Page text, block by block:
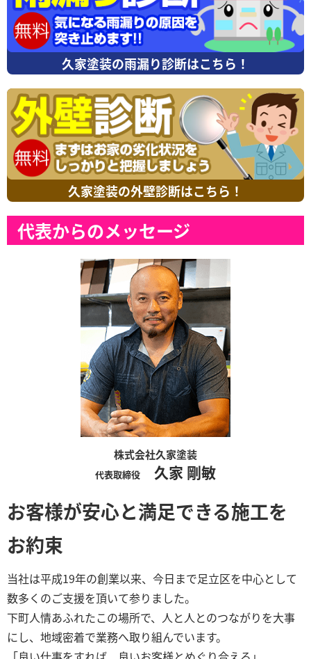
久家塗装の雨漏り診断はこちら！
久家塗装の外壁診断はこちら！
代表からのメッセージ
株式会社久家塗装
代表取締役 久家 剛敏
お客様が安心と満足できる施工を
お約束
当社は平成19年の創業以来、今日まで足立区を中心として
数多くのご支援を頂いて参りました。
下町人情あふれたこの場所で、人と人とのつながりを大事
にし、地域密着で業務へ取り組んでいます。